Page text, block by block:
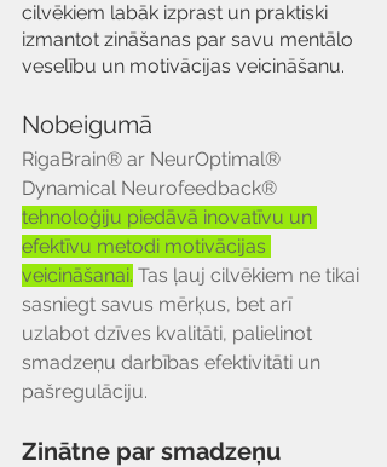
cilvēkiem labāk izprast un praktiski
izmantot zināšanas par savu mentālo
veselību un motivācijas veicināšanu.
Nobeigumā
RigaBrain® ar NeurOptimal®
Dynamical Neurofeedback®
tehnoloģiju piedāvā inovatīvu un
efektīvu metodi motivācijas
veicināšanai. Tas ļauj cilvēkiem ne tikai
sasniegt savus mērķus, bet arī
uzlabot dzīves kvalitāti, palielinot
smadzeņu darbības efektivitāti un
pašregulāciju.
Zinātne par smadzeņu